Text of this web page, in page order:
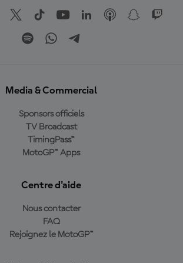
Media & Commercial
Sponsors officiels
TV Broadcast
TimingPass™
MotoGP™ Apps
Centre d'aide
Nous contacter
FAQ
Rejoignez le MotoGP™